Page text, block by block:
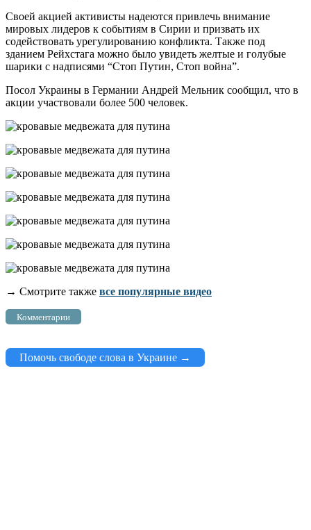
Своей акцией активисты надеются привлечь внимание
мировых лидеров к событиям в Сирии и призвать их
содействовать урегулированию конфликта. Также под
зданием Рейхстага можно было увидеть желтые и голубые
шарики с надписями “Стоп Путин, Стоп война”.
Посол Украины в Германии Андрей Мельник сообщил, что в
акции участвовали более 500 человек.
→ Смотрите также все популярные видео
Комментарии
Помочь свободе слова в Украине →